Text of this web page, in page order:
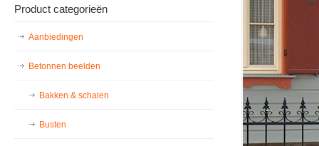
Product categorieën
Aanbiedingen
Betonnen beelden
Bakken & schalen
Busten